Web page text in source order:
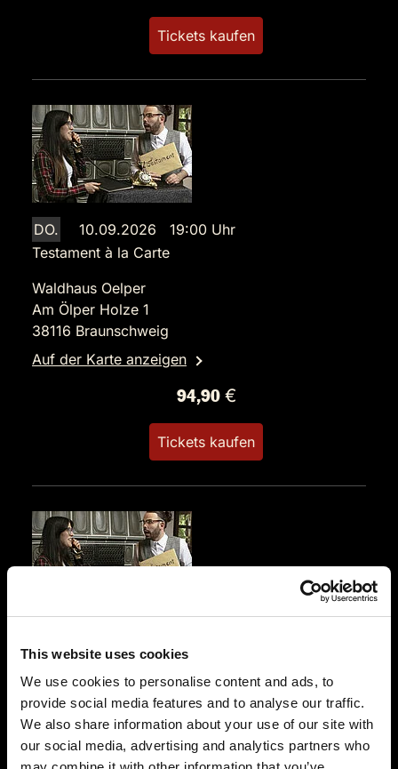
This website uses cookies
We use cookies to personalise content and ads, to
provide social media features and to analyse our traffic.
We also share information about your use of our site with
our social media, advertising and analytics partners who
Tickets kaufen
DO.
10.09.2026 19:00 Uhr
Testament à la Carte
Waldhaus Oelper
Am Ölper Holze 1
38116 Braunschweig
Auf der Karte anzeigen
94,90 €
Tickets kaufen
Testament à la Carte
Mo´s Idylle
Im Eichengrund 2a
26903 Surwold
Auf der Karte anzeigen